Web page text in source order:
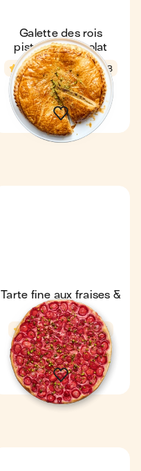
Galette des rois
pistache chocolat
3,8 48 min 8
Tarte fine aux fraises &
pistaches
4,3 7 min 4